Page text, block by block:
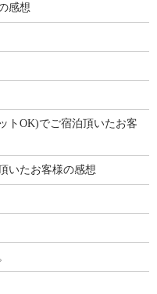
感想
トOK)でご宿泊頂いたお客
いたお客様の感想